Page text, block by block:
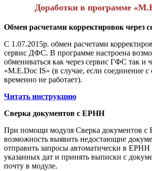
Доработки в программе
Обмен расчетами корректировок через
С 1.07.2015р. обмен расчетами
сервис ДФС. В программе настроена
обмениваться как через сервис ГФС так и
«M.E.Doc IS» (в случае, если соединение
временно не работает).
Читать инструкцию
Сверка документов с ЕРНН
При помощи модуля Сверка документов с
возможность выявить недостающие
отправить запросы автоматически в ЕРНН
указанных дат и принять выписки с
почту в модуле.